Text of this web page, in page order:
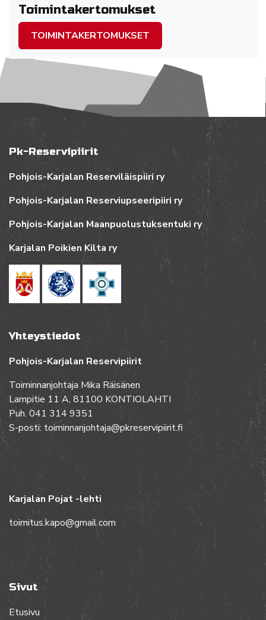
Toimintakertomukset
TOIMINTAKERTOMUKSET
Pk-Reservipiirit
Pohjois-Karjalan Reserviläispiiri ry
Pohjois-Karjalan Reserviupseeripiiri ry
Pohjois-Karjalan Maanpuolustuksentuki ry
Karjalan Poikien Kilta ry
Yhteystiedot
Pohjois-Karjalan Reservipiirit
Toiminnanjohtaja Mika Räisänen
Lampitie 11 A, 81100 KONTIOLAHTI
Puh. 041 314 9351
S-posti: toiminnanjohtaja@pkreservipiirit.fi
Karjalan Pojat -lehti
toimitus.kapo@gmail.com
Sivut
Etusivu